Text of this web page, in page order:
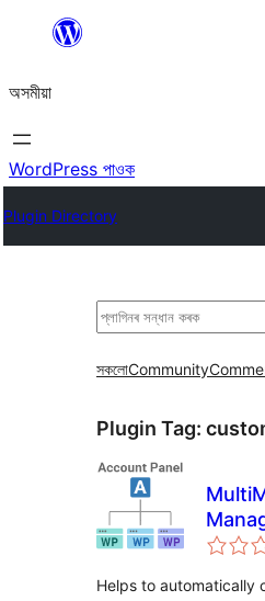
বিষয়বস্তুলৈ
যাওক
অসমীয়া
WordPress পাওক
Plugin Directory
সন্ধান
সকলোCommunity
Plugin Tag:
Helps to automatically